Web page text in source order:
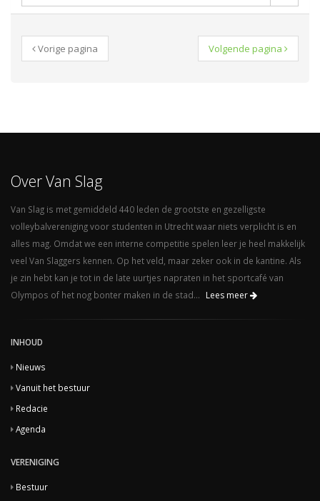
Vorige pagina Volgende pagina
Over Van Slag
Van Slag is met gemiddeld 440 leden de grootste en gezelligste
volleybalvereniging voor studenten in Utrecht waar niets verplicht is en
alles mag. Omdat we een interne competitie spelen leer je heel makkelijk
veel Van Slaggers kennen. Op het veld, maar zeker ook in de kantine. Als
je zin hebt kan je tot in de late uurtjes napraten in het sportcafé van
Olympos of het nog bonter maken in de stad...
Lees meer
INHOUD
Nieuws
Vanuit het bestuur
Redacie
Agenda
VERENIGING
Bestuur